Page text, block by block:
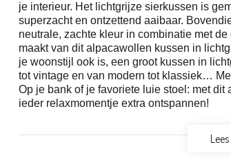
je interieur. Het lichtgrijze sierkussen is
superzacht en ontzettend aaibaar.
neutrale, zachte kleur in combinatie met de
maakt van dit alpacawollen kussen in
je woonstijl ook is, een groot kussen in
tot vintage en van modern tot klassiek…
Op je bank of je favoriete luie stoel: met
ieder relaxmomentje extra ontspannen!